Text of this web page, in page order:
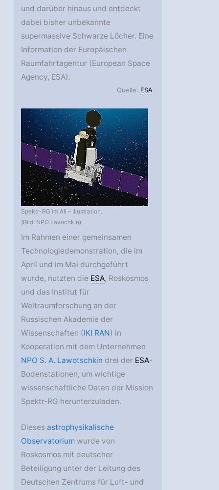
und darüber hinaus und entdeckt
dabei bisher unbekannte
supermassive Schwarze Löcher. Eine
Information der Europäischen
Raumfahrtagentur (European Space
Agency, ESA).
Quelle: ESA.
Spektr-RG im All – Illustration.
(Bild: NPO Lavochkin)
Im Rahmen einer gemeinsamen
Technologiedemonstration, die im
April und im Mai durchgeführt
wurde, nutzten die ESA, Roskosmos
und das Institut für
Weltraumforschung an der
Russischen Akademie der
Wissenschaften (IKI RAN) in
Kooperation mit dem Unternehmen
NPO S. A. Lawotschkin drei der ESA-
Bodenstationen, um wichtige
wissenschaftliche Daten der Mission
Spektr-RG herunterzuladen.
Diesesastrophysikalische
Observatorium wurde von
Roskosmos mit deutscher
Beteiligung unter der Leitung des
Deutschen Zentrums für Luft- und